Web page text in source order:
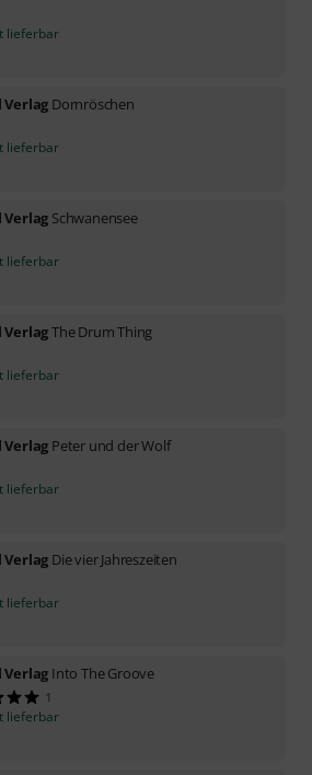
lieferbar
Verlag Dornröschen
lieferbar
Verlag Schwanensee
lieferbar
VerlagThe Drum Thing
lieferbar
Verlag Peter und der Wolf
lieferbar
Verlag Die vier Jahreszeiten
lieferbar
Verlag Into The Groove
1
lieferbar